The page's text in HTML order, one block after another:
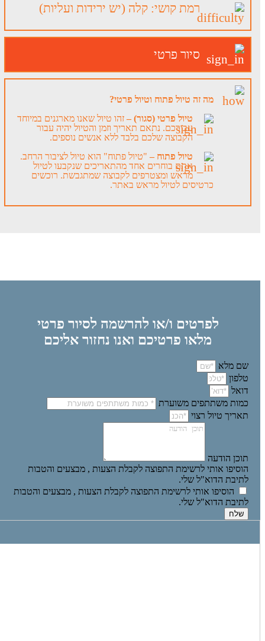
רמת קושי: קלה (יש ירידות ועליות)
סיור פרטי
מה זה טיול פתוח וטיול פרטי?
טיול פרטי (סגור) –זהו טיול שאנו מארגנים במיוחד
עבורכם. נתאם תאריך וזמן והטיול יהיה עבור
הקבוצה שלכם בלבד ללא אנשים נוספים.
טיול פתוח – "טיול פתוח" הוא טיול לציבור הרחב.
אתם בוחרים אחד מהתאריכים שנקבעו לטיול
מראש ומצטרפים לקבוצה שמתגבשת. רוכשים
כרטיסים לטיול מראש באתר.
לפרטים ו/או להרשמה לסיור פרטי
מלאו פרטיכם ואנו נחזור אליכם
שם מלא
טלפון
דואל
כמות משתתפים משוערת
תאריך טיול רצוי
תוכן הודעה
הוסיפו אותי לרשימת התפוצה לקבלת הצעות , מבצעים והטבות
לתיבת הדוא"ל שלי.
הוסיפו אותי לרשימת התפוצה לקבלת הצעות , מבצעים והטבות
לתיבת הדוא"ל שלי.
שלח